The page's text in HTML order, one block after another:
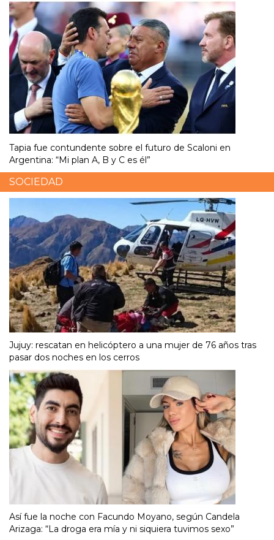
Tapia fue contundente sobre el futuro de Scaloni en
Argentina: “Mi plan A, B y C es él”
SOCIEDAD
Jujuy: rescatan en helicóptero a una mujer de 76 años tras
pasar dos noches en los cerros
Así fue la noche con Facundo Moyano, según Candela
Arizaga: “La droga era mía y ni siquiera tuvimos sexo”